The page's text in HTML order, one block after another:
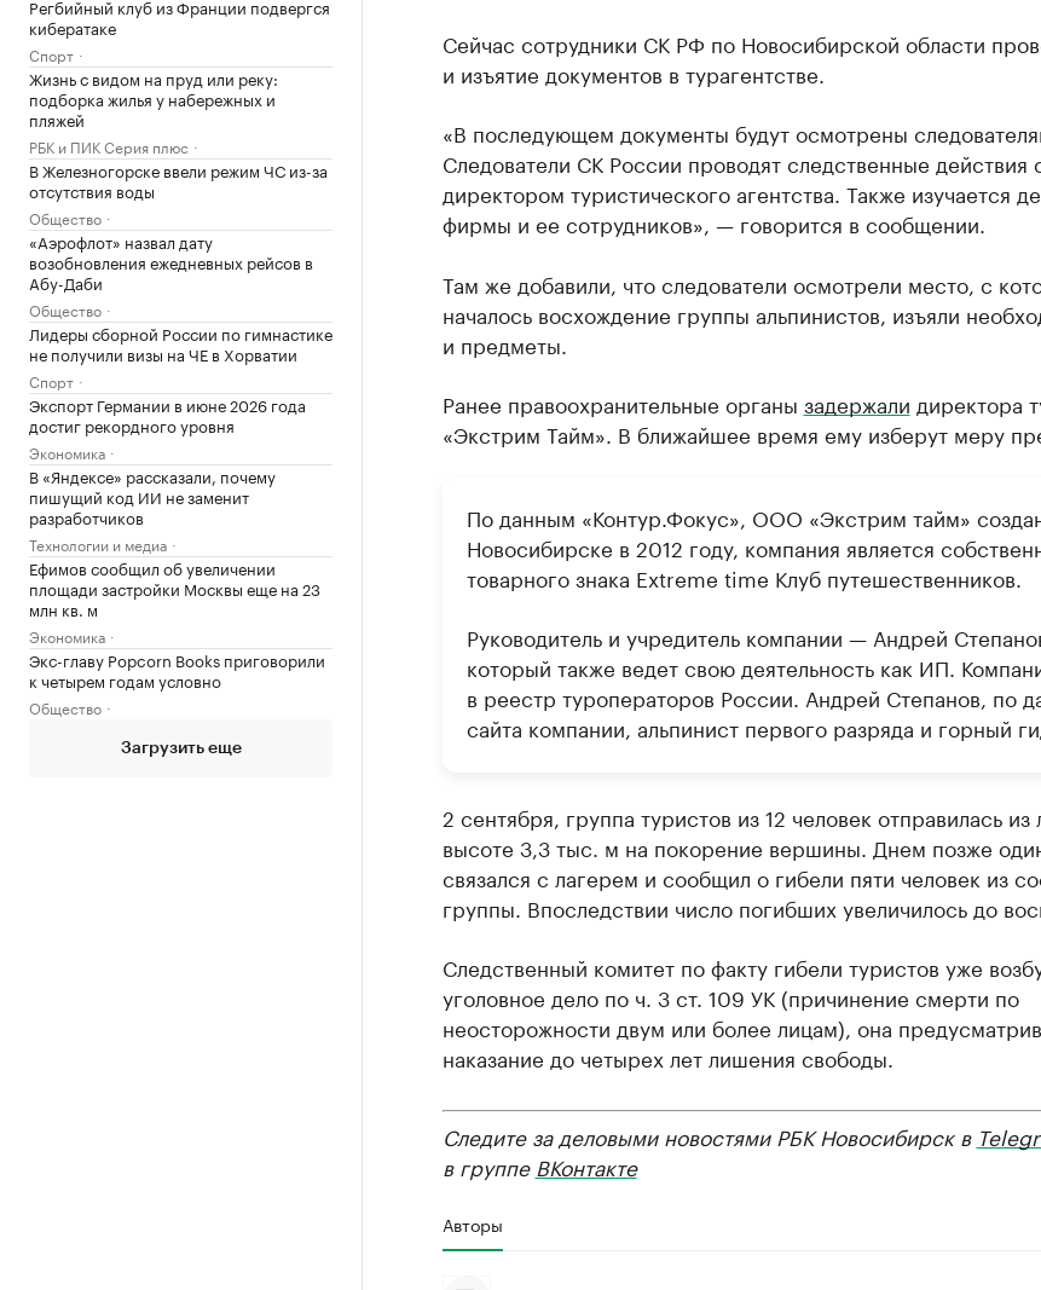
Регбийный клуб из Франции подвергся
кибератаке
Спорт
Жизнь с видом на пруд или реку:
подборка жилья у набережных и
пляжей
РБК и ПИК Серия плюс
В Железногорске ввели режим ЧС из-за
отсутствия воды
Общество
«Аэрофлот» назвал дату
возобновления ежедневных рейсов в
Абу-Даби
Общество
Лидеры сборной России по гимнастике
не получили визы на ЧЕ в Хорватии
Спорт
Экспорт Германии в июне 2026 года
достиг рекордного уровня
Экономика
В «Яндексе» рассказали, почему
пишущий код ИИ не заменит
разработчиков
Технологии и медиа
Ефимов сообщил об увеличении
площади застройки Москвы еще на 23
млн кв. м
Экономика
Экс-главу Popcorn Books приговорили
к четырем годам условно
Общество
Загрузить еще
Сейчас сотрудники СК РФ по Новосибирской области
и изъятие документов в турагентстве.
«В последующем документы будут осмотрены
Следователи СК России проводят следственные действия
директором туристического агентства. Также изучается
фирмы и ее сотрудников», — говорится в сообщении.
Там же добавили, что следователи осмотрели место, с
началось восхождение группы альпинистов, изъяли
и предметы.
Ранее правоохранительные органы задержали директора
«Экстрим Тайм». В ближайшее время ему изберут меру
По данным «Контур.Фокус», ООО «Экстрим тайм»
Новосибирске в 2012 году, компания является
товарного знака Extreme time Клуб путешественников.
Руководитель и учредитель компании — Андрей
который также ведет свою деятельность как ИП.
в реестр туроператоров России. Андрей Степанов, по
сайта компании, альпинист первого разряда и горный
2 сентября, группа туристов из 12 человек отправилась из
высоте 3,3 тыс. м на покорение вершины. Днем позже
связался с лагерем и сообщил о гибели пяти человек из
группы. Впоследствии число погибших увеличилось до
Следственный комитет по факту гибели туристов уже
уголовное дело по ч. 3 ст. 109 УК (причинение смерти по
неосторожности двум или более лицам), она
наказание до четырех лет лишения свободы.
Следите за деловыми новостями РБК Новосибирск в
в группе ВКонтакте
Авторы